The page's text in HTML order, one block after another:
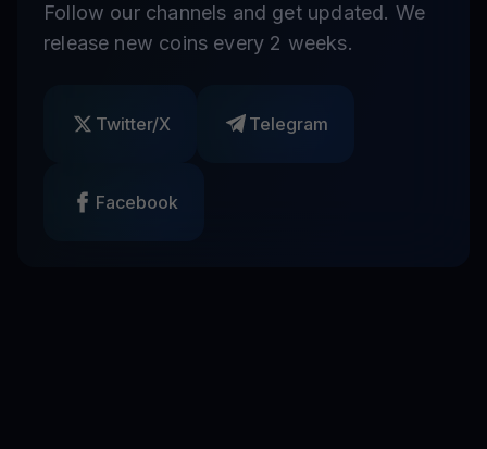
Follow our channels and get updated. We
release new coins every 2 weeks.
Twitter/X Telegram
Facebook